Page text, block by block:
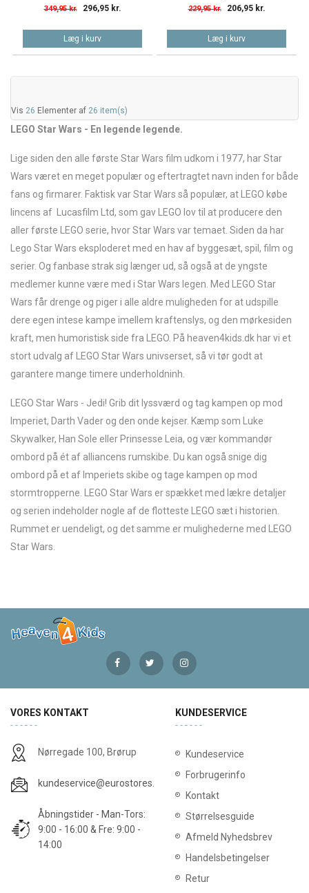
349,95 kr. 296,95 kr.
Læg i kurv
229,95 kr. 206,95 kr.
Læg i kurv
Vis 26 Elementer af 26 item(s)
LEGO Star Wars - En legende legende.
Lige siden den alle første Star Wars film udkom i 1977, har Star
Wars været en meget populær og eftertragtet navn inden for både
fans og firmarer. Faktisk var Star Wars så populær, at LEGO købe
lincens af Lucasfilm Ltd, som gav LEGO lov til at producere den
aller første LEGO serie, hvor Star Wars var temaet. Siden da har
Lego Star Wars eksploderet med en hav af byggesæt, spil, film og
serier. Og fanbase strak sig længer ud, så også at de yngste
medlemer kunne være med i Star Wars legen. Med LEGO Star
Wars får drenge og piger i alle aldre muligheden for at udspille
dere egen intese kampe imellem kraftenslys, og den mørkesiden
kraft, men humoristisk side fra LEGO. På heaven4kids.dk har vi et
stort udvalg af LEGO Star Wars univserset, så vi tør godt at
garantere mange timere underholdninh.
LEGO Star Wars - Jedi! Grib dit lyssværd og tag kampen op mod
Imperiet, Darth Vader og den onde kejser. Kæmp som Luke
Skywalker, Han Sole eller Prinsesse Leia, og vær kommandør
ombord på ét af alliancens rumskibe. Du kan også snige dig
ombord på et af Imperiets skibe og tage kampen op mod
stormtropperne. LEGO Star Wars er spækket med lækre detaljer
og serien indeholder nogle af de flotteste LEGO sæt i historien.
Rummet er uendeligt, og det samme er mulighederne med LEGO
Star Wars.
VORES KONTAKT
Nørregade 100, Brørup
kundeservice@eurostores.dk
Åbningstider - Man-Tors:
9:00 - 16:00 & Fre: 9:00 -
14:00
KUNDESERVICE
Kundeservice
Forbrugerinfo
Kontakt
Størrelsesguide
Afmeld Nyhedsbrev
Handelsbetingelser
Retur